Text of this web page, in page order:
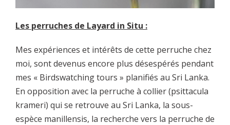
Les perruches de Layard in Situ :
Mes expériences et intérêts de cette perruche chez
moi, sont devenus encore plus désespérés pendant
mes « Birdswatching tours » planifiés au Sri Lanka.
En opposition avec la perruche à collier (psittacula
krameri) qui se retrouve au Sri Lanka, la sous-
espèce manillensis, la recherche vers la perruche de